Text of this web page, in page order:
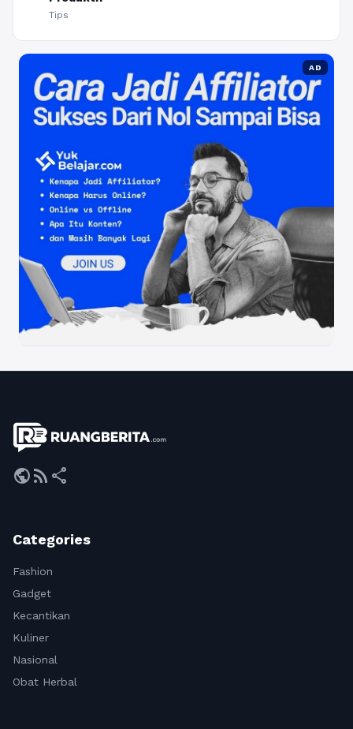
Tips
AD
publicrss_feed share
Categories
Fashion
Gadget
Kecantikan
Kuliner
Nasional
Obat Herbal